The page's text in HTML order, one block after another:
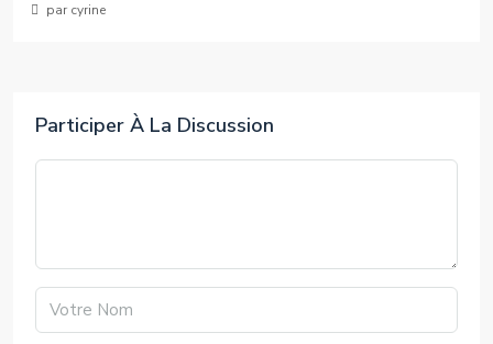
par cyrine
Participer À La Discussion